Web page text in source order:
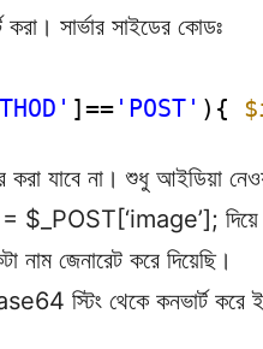
সার্ভার সাইডের কোডঃ
]== 'POST' ){
করা যাবে না। শুধু আইডিয়া
$_POST[‘image’]; দিয়ে
জেনারেট করে দিয়েছি।
স্টিং থেকে কনভার্ট করে